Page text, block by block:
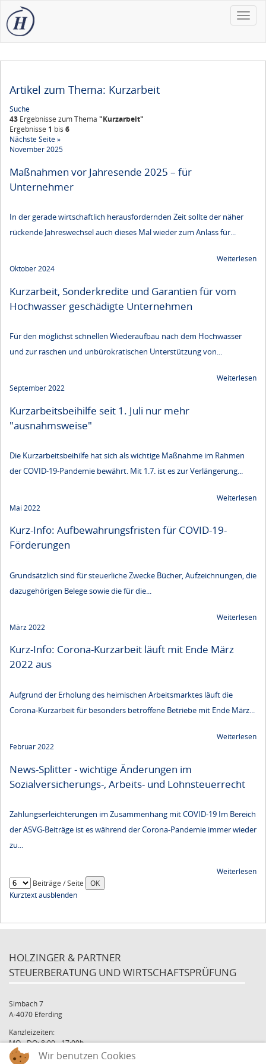
Toggle
Artikel zum Thema: Kurzarbeit
Suche
43 Ergebnisse zum Thema "Kurzarbeit"
Ergebnisse 1 bis 6
Nächste Seite »
November 2025
Maßnahmen vor Jahresende 2025 – für
Unternehmer
In der gerade wirtschaftlich herausfordernden Zeit sollte der näher
rückende Jahreswechsel auch dieses Mal wieder zum Anlass für...
Weiterlesen
Oktober 2024
Kurzarbeit, Sonderkredite und Garantien für vom
Hochwasser geschädigte Unternehmen
Für den möglichst schnellen Wiederaufbau nach dem Hochwasser
und zur raschen und unbürokratischen Unterstützung von...
Weiterlesen
September 2022
Kurzarbeitsbeihilfe seit 1. Juli nur mehr
"ausnahmsweise"
Die Kurzarbeitsbeihilfe hat sich als wichtige Maßnahme im Rahmen
der COVID-19-Pandemie bewährt. Mit 1.7. ist es zur Verlängerung...
Weiterlesen
Mai 2022
Kurz-Info: Aufbewahrungsfristen für COVID-19-
Förderungen
Grundsätzlich sind für steuerliche Zwecke Bücher, Aufzeichnungen, die
dazugehörigen Belege sowie die für die...
Weiterlesen
März 2022
Kurz-Info: Corona-Kurzarbeit läuft mit Ende März
2022 aus
Aufgrund der Erholung des heimischen Arbeitsmarktes läuft die
Corona-Kurzarbeit für besonders betroffene Betriebe mit Ende März...
Weiterlesen
Februar 2022
News-Splitter - wichtige Änderungen im
Sozialversicherungs-, Arbeits- und Lohnsteuerrecht
Zahlungserleichterungen im Zusammenhang mit COVID-19 Im Bereich
der ASVG-Beiträge ist es während der Corona-Pandemie immer wieder
zu...
Weiterlesen
Beiträge / Seite
Kurztext ausblenden
HOLZINGER & PARTNER
STEUERBERATUNG UND WIRTSCHAFTSPRÜFUNG
Simbach 7
A-4070 Eferding
Kanzleizeiten:
MO - DO: 8:00 - 17:00h
FR: 8:00 - 12:00hWir benutzen Cookies